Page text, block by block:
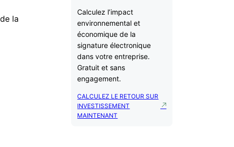
la
Calculez l’impact
environnemental et
économique de la
signature électronique
dans votre entreprise.
Gratuit et sans
engagement.
CALCULEZ LE RETOUR SUR
INVESTISSEMENT
MAINTENANT